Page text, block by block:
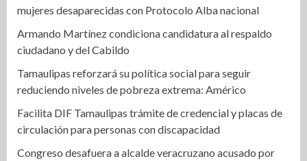
mujeres desaparecidas con Protocolo Alba nacional
Armando Martínez condiciona candidatura al respaldo
ciudadano y del Cabildo
Tamaulipas reforzará su política social para seguir
reduciendo niveles de pobreza extrema: Américo
Facilita DIF Tamaulipas trámite de credencial y placas de
circulación para personas con discapacidad
Congreso desafuera a alcalde veracruzano acusado por